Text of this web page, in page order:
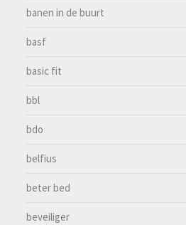
banen in de buurt
basf
basic fit
bbl
bdo
belfius
beter bed
beveiliger